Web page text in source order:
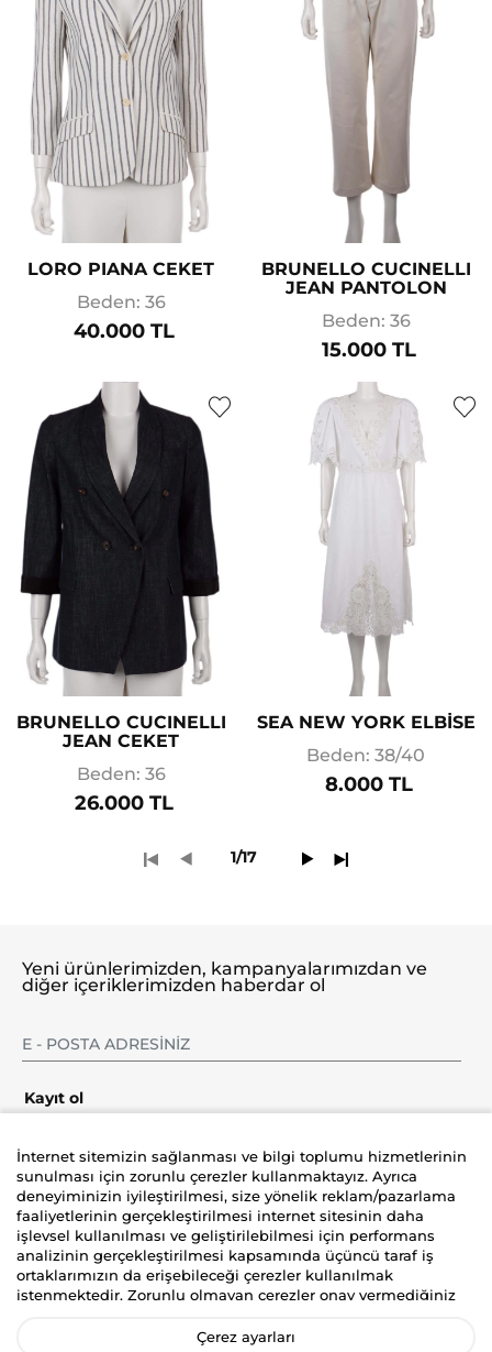
LORO PIANA CEKET
Beden: 36
40.000 TL
BRUNELLO CUCINELLI
JEAN PANTOLON
Beden: 36
15.000 TL
BRUNELLO CUCINELLI
JEAN CEKET
Beden: 36
26.000 TL
SEA NEW YORK ELBİSE
Beden: 38/40
8.000 TL
1/17
Şirket
Üyelik
Yardım
Yeni ürünlerimizden, kampanyalarımızdan ve
diğer içeriklerimizden haberdar ol
Kayıt ol
İnternet sitemizin sağlanması ve bilgi toplumu hizmetlerinin
sunulması için zorunlu çerezler kullanmaktayız. Ayrıca
deneyiminizin iyileştirilmesi, size yönelik reklam/pazarlama
faaliyetlerinin gerçekleştirilmesi internet sitesinin daha
işlevsel kullanılması ve geliştirilebilmesi için performans
analizinin gerçekleştirilmesi kapsamında üçüncü taraf iş
ortaklarımızın da erişebileceği çerezler kullanılmak
istenmektedir. Zorunlu olmayan çerezler onay vermediğiniz
yönelik reklam/pazarlama faaliyetlerinin gerçekleştirilmesi,
Çerez ayarları